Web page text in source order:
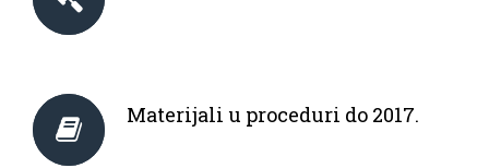
Materijali u proceduri do 2017.